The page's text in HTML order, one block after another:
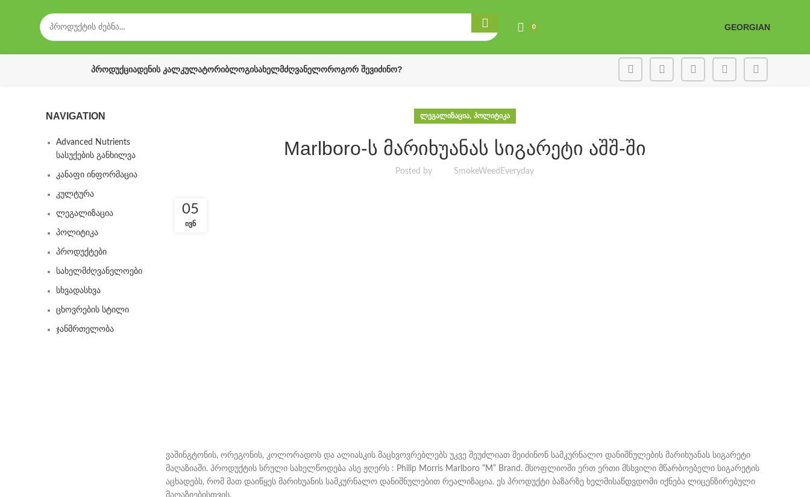
0 GEORGIAN
ᲞᲠᲝᲓᲣᲥᲪᲘᲐᲓᲔᲜᲘᲡ ᲙᲐᲚᲙᲣᲚᲐᲢᲝᲠᲘᲑᲚᲝᲒᲘᲡᲐᲮᲔᲚᲛᲫᲦᲕᲐᲜᲔᲚᲝᲠᲝᲒᲝᲠ ᲨᲔᲕᲘᲫᲘᲜᲝ?
ᲚᲔᲒᲐᲚᲘᲖᲐᲪᲘᲐ, ᲞᲝᲚᲘᲢᲘᲙᲐ
Marlboro-ს მარიხუანას სიგარეტი აშშ-ში
Posted by SmokeWeedEveryday
05
ᲘᲕᲜ
ვაშინგტონის, ორეგონის, კოლორადოს და ალიასკის მაცხვოვრებლებს უკვე შეუძლიათ შეიძინონ სამკურნალო დანიშნულების მარიხუანას სიგარეტი
მაღაზიაში. პროდუქტის სრული სახელწოდება ასე ჟღერს : Philip Morris Marlboro “M” Brand. მსოფლიოში ერთ ერთი მსხვილი მწარბოებელი სიგარეტის
აცხადებს, რომ მათ დაიწყეს მარიხუანის სამკურნალო დანიშნულებით რეალიზაცია. ეს პროდუქტი ბაზარზე ხელმისაწდვდომი იქნება ლიცენზირებული
მაღაზიებისთვის.
NAVIGATION
Advanced Nutrients
სასუქების განხილვა
კანაფი ინფორმაცია
კულტურა
ლეგალიზაცია
პოლიტიკა
პროდუქტები
სახელმძღვანელოები
სხვადასხვა
ცხოვრების სტილი
ჯანმრთელობა